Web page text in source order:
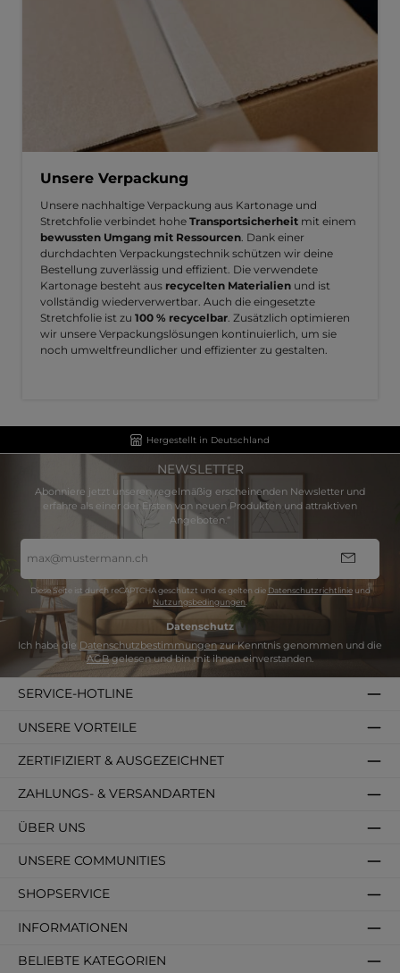
Unsere Verpackung
Unsere nachhaltige Verpackung aus Kartonage und
Stretchfolie verbindet hohe Transportsicherheit mit einem
bewussten Umgang mit Ressourcen. Dank einer
durchdachten Verpackungstechnik schützen wir deine
Bestellung zuverlässig und effizient. Die verwendete
Kartonage besteht aus recycelten Materialien und ist
vollständig wiederverwertbar. Auch die eingesetzte
Stretchfolie ist zu 100 % recycelbar. Zusätzlich optimieren
wir unsere Verpackungslösungen kontinuierlich, um sie
noch umweltfreundlicher und effizienter zu gestalten.
Hergestellt in Deutschland
NEWSLETTER
Abonniere jetzt unseren regelmäßig erscheinenden Newsletter und
erfahre als einer der Ersten von neuen Produkten und attraktiven
Angeboten.“
Mail-
Adresse
Diese Seite ist durch reCAPTCHA geschützt und es gelten die Datenschutzrichtlinieund
Nutzungsbedingungen.
Datenschutz
Ich habe die Datenschutzbestimmungenzur Kenntnis genommen und die
AGBgelesen und bin mit ihnen einverstanden.
SERVICE-HOTLINE
SHOPSERVICE
INFORMATIONEN
BELIEBTE KATEGORIEN
ZAHLUNGS- & VERSANDARTEN
ÜBER UNS
ZERTIFIZIERT & AUSGEZEICHNET
UNSERE VORTEILE
UNSERE COMMUNITIES